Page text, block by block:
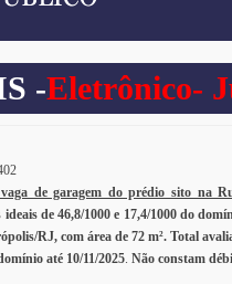
-Eletrônico-
de garagem do prédio sito na
ideais de 46,8/1000 e 17,4/1000 do
RJ, com área de 72 m². Total
até 10/11/2025 Não constam